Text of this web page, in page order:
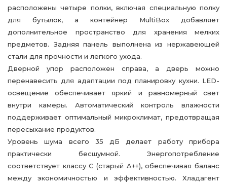
расположены четыре полки, включая специальную полку
для бутылок, а контейнер MultiBox добавляет
дополнительное пространство для хранения мелких
предметов. Задняя панель выполнена из нержавеющей
стали для прочности и легкого ухода.
Дверной упор расположен справа, а дверь можно
перенавесить для адаптации под планировку кухни. LED-
освещение обеспечивает яркий и равномерный свет
внутри камеры. Автоматический контроль влажности
поддерживает оптимальный микроклимат, предотвращая
пересыхание продуктов.
Уровень шума всего 35 дБ делает работу прибора
практически бесшумной. Энергопотребление
соответствует классу C (старый A++), обеспечивая баланс
между экономичностью и эффективностью. Хладагент